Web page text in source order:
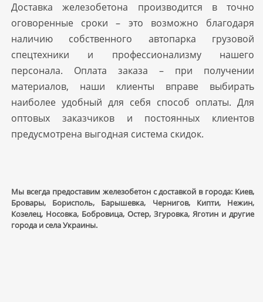
Доставка железобетона производится в точно
оговоренные сроки – это возможно благодаря
наличию собственного автопарка грузовой
спецтехники и профессионализму нашего
персонала. Оплата заказа – при получении
материалов, наши клиенты вправе выбирать
наиболее удобный для себя способ оплаты. Для
оптовых заказчиков и постоянных клиентов
предусмотрена выгодная система скидок.
Мы всегда предоставим железобетон с доставкой в города: Киев,
Бровары, Борисполь, Барышевка, Чернигов, Кипти, Нежин,
Козелец, Носовка, Бобровица, Остер, Згуровка, Яготин и другие
города и села Украины.